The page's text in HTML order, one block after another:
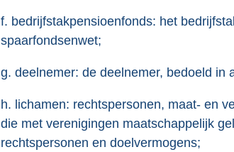
f. bedrijfstakpensioenfonds: het
spaarfondsenwet;
g. deelnemer: de deelnemer, bedoeld in
h. lichamen: rechtspersonen, maat- en
die met verenigingen maatschappelijk
rechtspersonen en doelvermogens;